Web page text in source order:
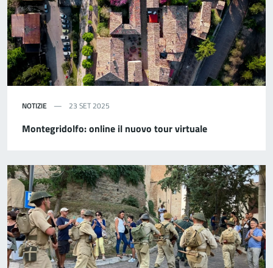
NOTIZIE 23 SET 2025
Montegridolfo: online il nuovo tour virtuale